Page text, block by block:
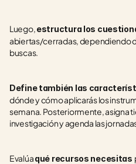
Luego, estructura los
abiertas/cerradas, dependiendo
buscas.
Define también las
dónde y cómo aplicarás los
semana. Posteriormente, asigna
investigación y agenda las
Evalúa qué recursos necesitas